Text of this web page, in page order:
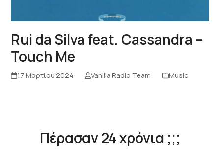
Rui da Silva feat. Cassandra –
Touch Me
17 Μαρτίου 2024 Vanilla Radio Team Music
Πέρασαν 24 χρόνια ;;;